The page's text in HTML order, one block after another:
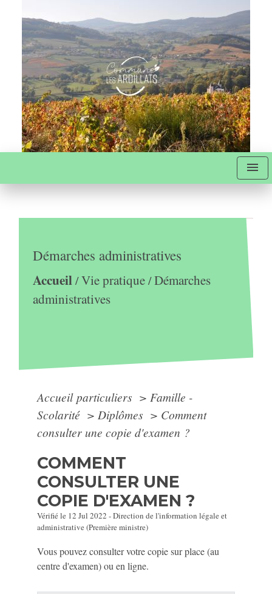
menu
Démarches administratives
Accueil/Vie pratique/Démarches
administratives
Accueil particuliers > Famille -
Scolarité > Diplômes > Comment
consulter une copie d'examen ?
COMMENT
CONSULTER UNE
COPIE D'EXAMEN ?
Vérifié le 12 Jul 2022 - Direction de l'information légale et
administrative (Première ministre)
Vous pouvez consulter votre copie sur place (au
centre d'examen) ou en ligne.